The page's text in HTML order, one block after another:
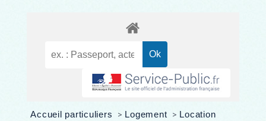
Accueil particuliers > Logement > Location